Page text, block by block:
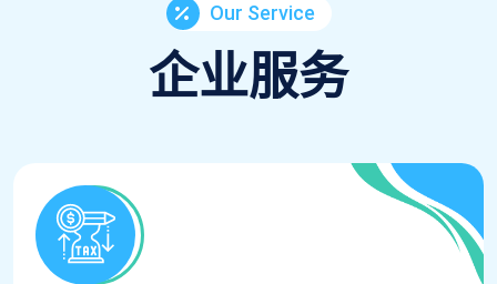
Our Service
企业服务